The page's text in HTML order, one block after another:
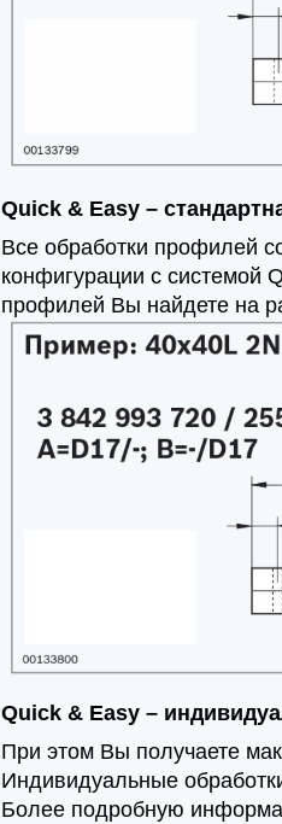
Quick & Easy –
Все обработки профилей
конфигурации с системой
профилей Вы найдете на
Quick & Easy –
При этом Вы получаете
Индивидуальные
Более подробную